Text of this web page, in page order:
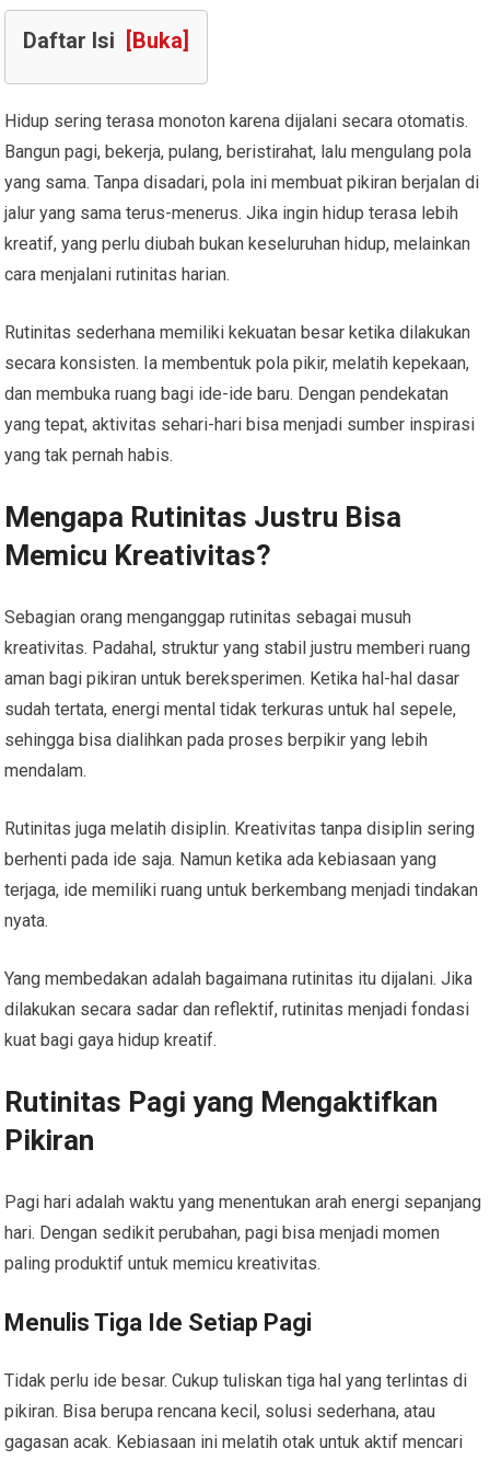
Daftar Isi [Buka]
Hidup sering terasa monoton karena dijalani secara otomatis.
Bangun pagi, bekerja, pulang, beristirahat, lalu mengulang pola
yang sama. Tanpa disadari, pola ini membuat pikiran berjalan di
jalur yang sama terus-menerus. Jika ingin hidup terasa lebih
kreatif, yang perlu diubah bukan keseluruhan hidup, melainkan
cara menjalani rutinitas harian.
Rutinitas sederhana memiliki kekuatan besar ketika dilakukan
secara konsisten. Ia membentuk pola pikir, melatih kepekaan,
dan membuka ruang bagi ide-ide baru. Dengan pendekatan
yang tepat, aktivitas sehari-hari bisa menjadi sumber inspirasi
yang tak pernah habis.
Mengapa Rutinitas Justru Bisa
Memicu Kreativitas?
Sebagian orang menganggap rutinitas sebagai musuh
kreativitas. Padahal, struktur yang stabil justru memberi ruang
aman bagi pikiran untuk bereksperimen. Ketika hal-hal dasar
sudah tertata, energi mental tidak terkuras untuk hal sepele,
sehingga bisa dialihkan pada proses berpikir yang lebih
mendalam.
Rutinitas juga melatih disiplin. Kreativitas tanpa disiplin sering
berhenti pada ide saja. Namun ketika ada kebiasaan yang
terjaga, ide memiliki ruang untuk berkembang menjadi tindakan
nyata.
Yang membedakan adalah bagaimana rutinitas itu dijalani. Jika
dilakukan secara sadar dan reflektif, rutinitas menjadi fondasi
kuat bagi gaya hidup kreatif.
Rutinitas Pagi yang Mengaktifkan
Pikiran
Pagi hari adalah waktu yang menentukan arah energi sepanjang
hari. Dengan sedikit perubahan, pagi bisa menjadi momen
paling produktif untuk memicu kreativitas.
Menulis Tiga Ide Setiap Pagi
Tidak perlu ide besar. Cukup tuliskan tiga hal yang terlintas di
pikiran. Bisa berupa rencana kecil, solusi sederhana, atau
gagasan acak. Kebiasaan ini melatih otak untuk aktif mencari